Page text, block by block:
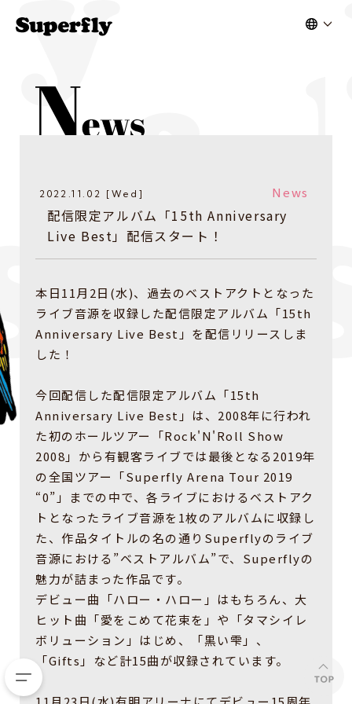
2022.11.02 [Wed] News
配信限定アルバム「15th Anniversary
Live Best」配信スタート！
本日11月2日(水)、過去のベストアクトとなった
ライブ音源を収録した配信限定アルバム「15th
Anniversary Live Best」を配信リリースしま
した！
今回配信した配信限定アルバム「15th
Anniversary Live Best」は、2008年に行われ
た初のホールツアー「Rock'N'Roll Show
2008」から有観客ライブでは最後となる2019年
の全国ツアー「Superfly Arena Tour 2019
“0”」までの中で、各ライブにおけるベストアク
トとなったライブ音源を1枚のアルバムに収録し
た、作品タイトルの名の通りSuperflyのライブ
音源における”ベストアルバム”で、Superflyの
魅力が詰まった作品です。
デビュー曲「ハロー・ハロー」はもちろん、大
ヒット曲「愛をこめて花束を」や「タマシイレ
ボリューション」はじめ、「黒い雫」、
「Gifts」など計15曲が収録されています。